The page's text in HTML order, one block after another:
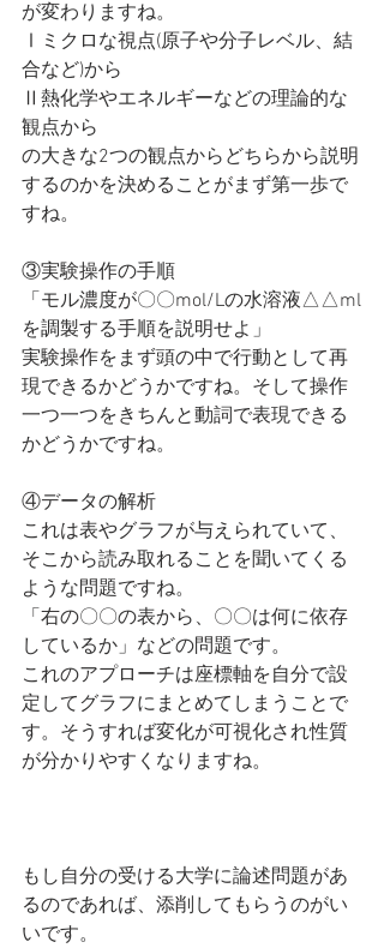
が変わりますね。
Ⅰミクロな視点(原子や分子レベル、結
合など)から
Ⅱ熱化学やエネルギーなどの理論的な
観点から
の大きな2つの観点からどちらから説明
するのかを決めることがまず第一歩で
すね。
③実験操作の手順
「モル濃度が〇〇mol/Lの水溶液△△ml
を調製する手順を説明せよ」
実験操作をまず頭の中で行動として再
現できるかどうかですね。そして操作
一つ一つをきちんと動詞で表現できる
かどうかですね。
④データの解析
これは表やグラフが与えられていて、
そこから読み取れることを聞いてくる
ような問題ですね。
「右の〇〇の表から、〇〇は何に依存
しているか」などの問題です。
これのアプローチは座標軸を自分で設
定してグラフにまとめてしまうことで
す。そうすれば変化が可視化され性質
が分かりやすくなりますね。
もし自分の受ける大学に論述問題があ
るのであれば、添削してもらうのがい
いです。